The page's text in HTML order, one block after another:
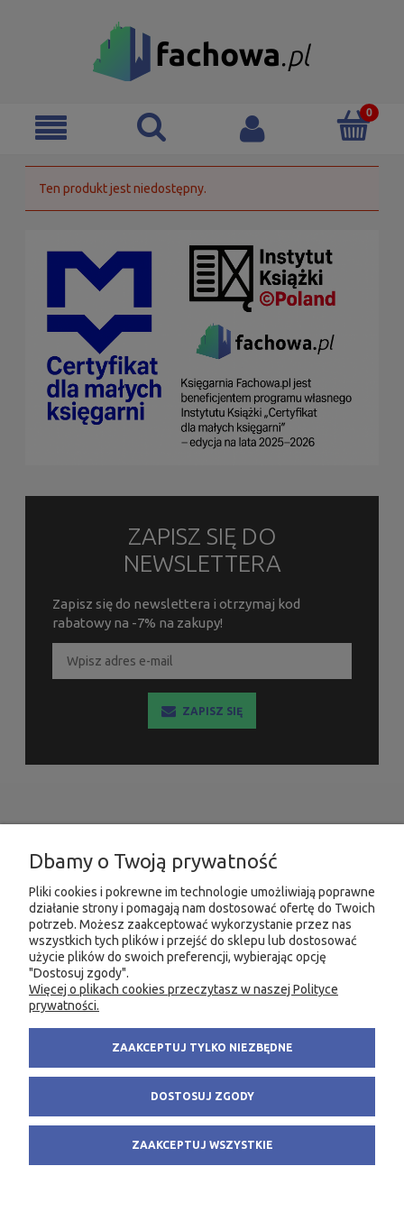
Ten produkt jest niedostępny.
ZAPISZ SIĘ DO
NEWSLETTERA
Zapisz się do newslettera i otrzymaj kod
rabatowy na -7% na zakupy!
ZAPISZ SIĘ
INFORMACJE
MOJE KONTO
PRODUKTY
KONTAKT
info@fachowa.pl
KSIĘGARNIA FACHOWA.PL
80-299 Gdańsk
NIP: 584-182-39-49
Dbamy o Twoją prywatność
Pliki cookies i pokrewne im technologie umożliwiają poprawne
działanie strony i pomagają nam dostosować ofertę do Twoich
potrzeb. Możesz zaakceptować wykorzystanie przez nas
wszystkich tych plików i przejść do sklepu lub dostosować
użycie plików do swoich preferencji, wybierając opcję
"Dostosuj zgody".
Więcej o plikach cookies przeczytasz w naszej Polityce
prywatności.
ZAAKCEPTUJ TYLKO NIEZBĘDNE
DOSTOSUJ ZGODY
ZAAKCEPTUJ WSZYSTKIE